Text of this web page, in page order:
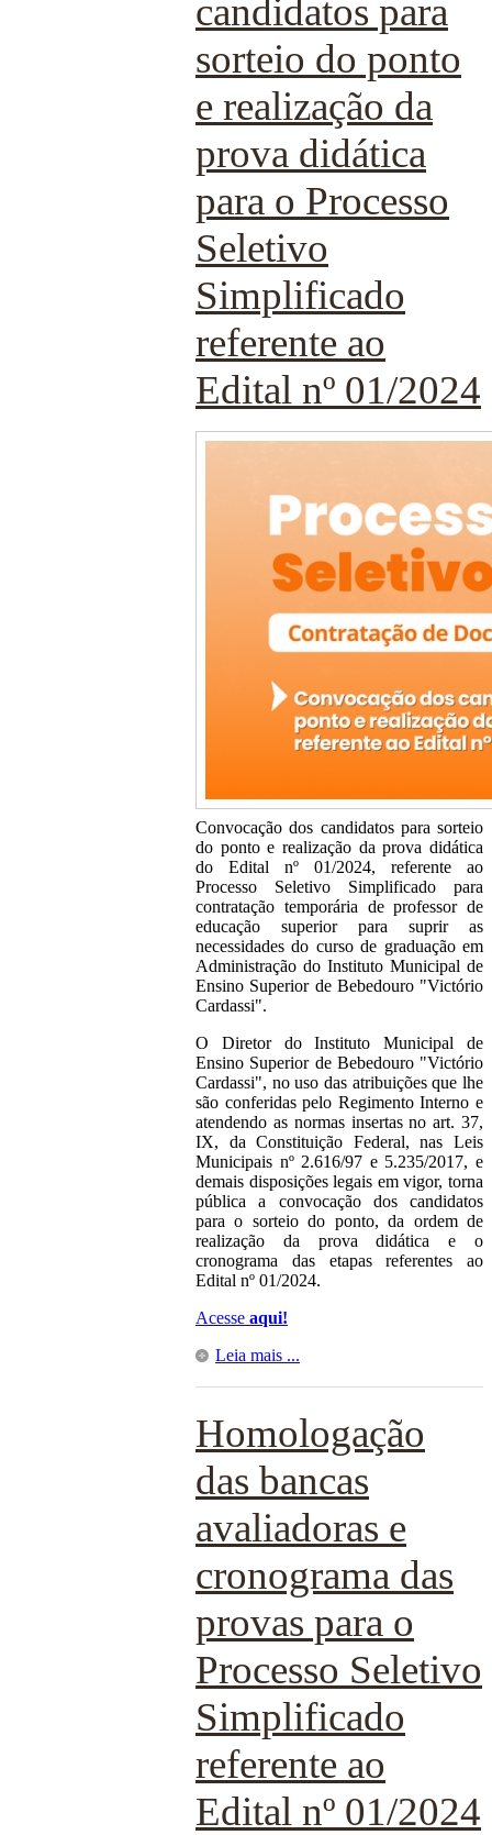
candidatos para
sorteio do ponto
e realização da
prova didática
para o Processo
Seletivo
Simplificado
referente ao
Edital nº 01/2024
Convocação dos candidatos para sorteio
do ponto e realização da prova didática
do Edital nº 01/2024, referente ao
Processo Seletivo Simplificado para
contratação temporária de professor de
educação superior para suprir as
necessidades do curso de graduação em
Administração do Instituto Municipal de
Ensino Superior de Bebedouro "Victório
Cardassi".
O Diretor do Instituto Municipal de
Ensino Superior de Bebedouro "Victório
Cardassi", no uso das atribuições que lhe
são conferidas pelo Regimento Interno e
atendendo as normas insertas no art. 37,
IX, da Constituição Federal, nas Leis
Municipais nº 2.616/97 e 5.235/2017, e
demais disposições legais em vigor, torna
pública a convocação dos candidatos
para o sorteio do ponto, da ordem de
realização da prova didática e o
cronograma das etapas referentes ao
Edital nº 01/2024.
Acesse aqui!
Leia mais ...
Homologação
das bancas
avaliadoras e
cronograma das
provas para o
Processo Seletivo
Simplificado
referente ao
Edital nº 01/2024